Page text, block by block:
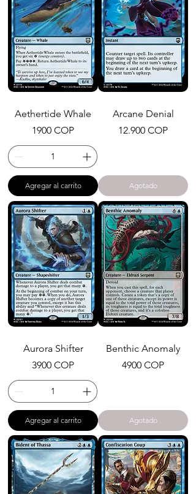
Aethertide Whale
Precio
1900 COP
Agregar al carrito
Arcane Denial
Precio
12.900 COP
Agotado
Aurora Shifter
Precio
3900 COP
Agregar al carrito
Benthic Anomaly
Precio
4900 COP
Agotado